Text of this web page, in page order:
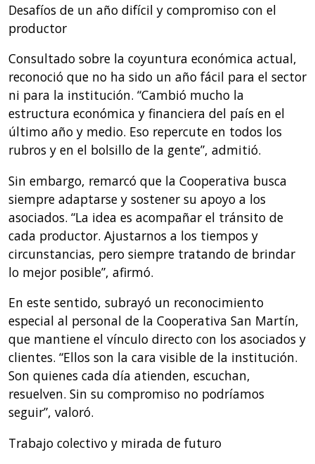
Desafíos de un año difícil y compromiso con el
productor
Consultado sobre la coyuntura económica actual,
reconoció que no ha sido un año fácil para el sector
ni para la institución. “Cambió mucho la
estructura económica y financiera del país en el
último año y medio. Eso repercute en todos los
rubros y en el bolsillo de la gente”, admitió.
Sin embargo, remarcó que la Cooperativa busca
siempre adaptarse y sostener su apoyo a los
asociados. “La idea es acompañar el tránsito de
cada productor. Ajustarnos a los tiempos y
circunstancias, pero siempre tratando de brindar
lo mejor posible”, afirmó.
En este sentido, subrayó un reconocimiento
especial al personal de la Cooperativa San Martín,
que mantiene el vínculo directo con los asociados y
clientes. “Ellos son la cara visible de la institución.
Son quienes cada día atienden, escuchan,
resuelven. Sin su compromiso no podríamos
seguir”, valoró.
Trabajo colectivo y mirada de futuro